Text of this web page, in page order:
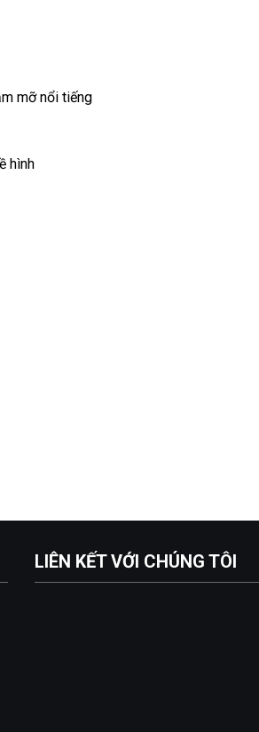
mỡ nổi tiếng
hình
LIÊN KẾT VỚI CHÚNG TÔI